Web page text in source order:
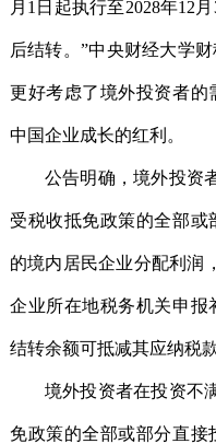
月1日起执行至2028年12
后结转。”中央财经大学
更好考虑了境外投资者的
中国企业成长的红利。
公告明确，境外投资
受税收抵免政策的全部
的境内居民企业分配利润
企业所在地税务机关申报
结转余额可抵减其应纳税款
境外投资者在投资不
免政策的全部或部分直